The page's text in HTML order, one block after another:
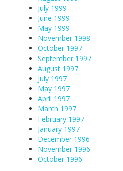
July 1999
June 1999
May 1999
November 1998
October 1997
September 1997
August 1997
July 1997
May 1997
April 1997
March 1997
February 1997
January 1997
December 1996
November 1996
October 1996